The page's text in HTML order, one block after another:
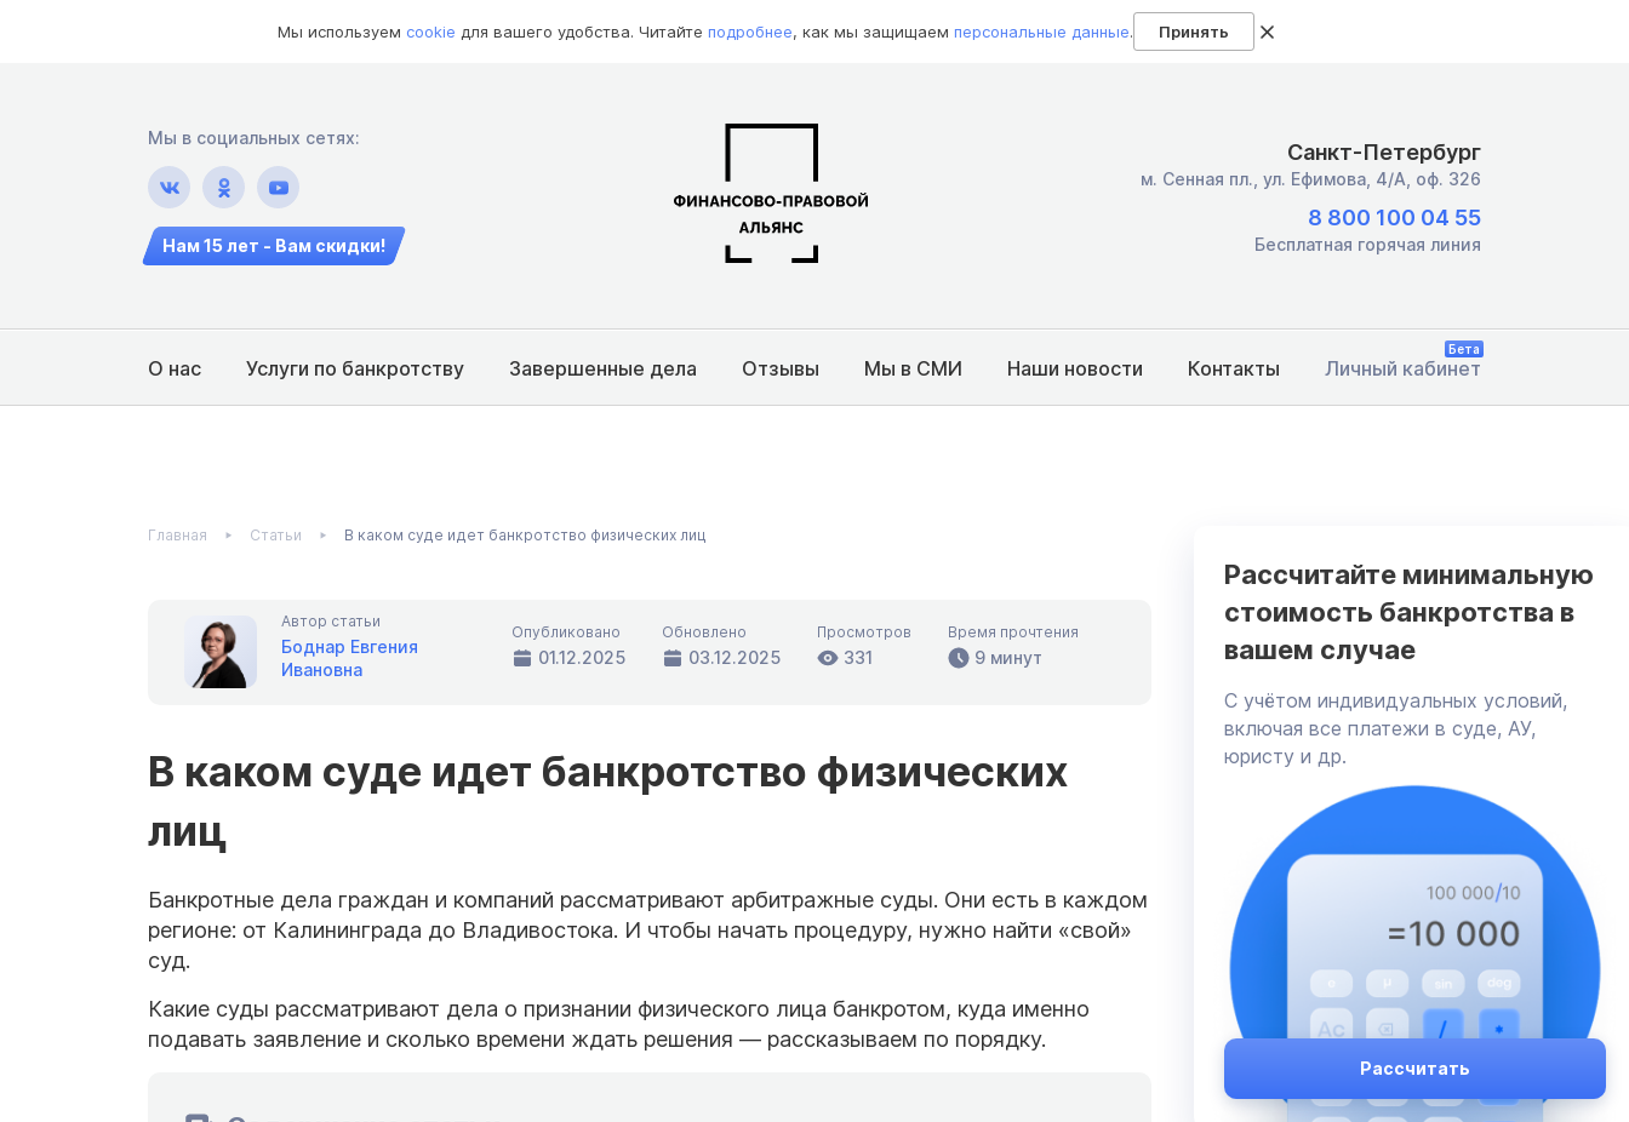
Мы используем cookie для вашего удобства. Читайте подробнее, как мы защищаем персональные данные. Принять
Мы в социальных сетях:
Нам 15 лет - Вам скидки!
Санкт-Петербург
м. Сенная пл., ул. Ефимова, 4/А, оф. 326
8 800 100 04 55
Бесплатная горячая линия
О нас Услуги по банкротству Завершенные дела Отзывы Мы в СМИ Наши новости Контакты Личный кабинет
Бета
Главная Статьи В каком суде идет банкротство физических лиц
Автор статьи
Боднар Евгения
Ивановна
Опубликовано
01.12.2025
Обновлено
03.12.2025
Просмотров
331
Время прочтения
9 минут
В каком суде идет банкротство физических
лиц
Банкротные дела граждан и компаний рассматривают арбитражные суды. Они есть в каждом
регионе: от Калининграда до Владивостока. И чтобы начать процедуру, нужно найти «свой»
суд.
Какие суды рассматривают дела о признании физического лица банкротом, куда именно
подавать заявление и сколько времени ждать решения — рассказываем по порядку.
Рассчитайте минимальную
стоимость банкротства в
вашем случае
C учётом индивидуальных условий,
включая все платежи в суде, АУ,
юристу и др.
Рассчитать